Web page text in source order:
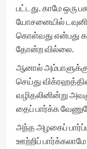
பட்டது. காமே ஒரு
யோசனையில்
கொள்வது என்பது
தோன்ற வில்லை.
ஆனால் அம்பாளுக்கு
செய்து
வழிதலினின்று
தைப் பார்க்க
அந்த அழகைப்
ஊற்றிப்